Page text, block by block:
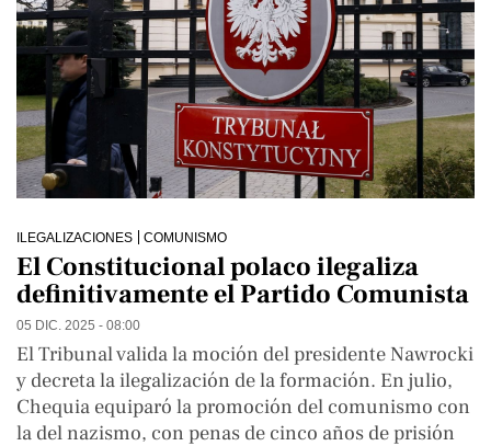
ILEGALIZACIONES COMUNISMO
El Constitucional polaco ilegaliza
definitivamente el Partido Comunista
05 DIC. 2025 - 08:00
El Tribunal valida la moción del presidente Nawrocki
y decreta la ilegalización de la formación. En julio,
Chequia equiparó la promoción del comunismo con
la del nazismo, con penas de cinco años de prisión